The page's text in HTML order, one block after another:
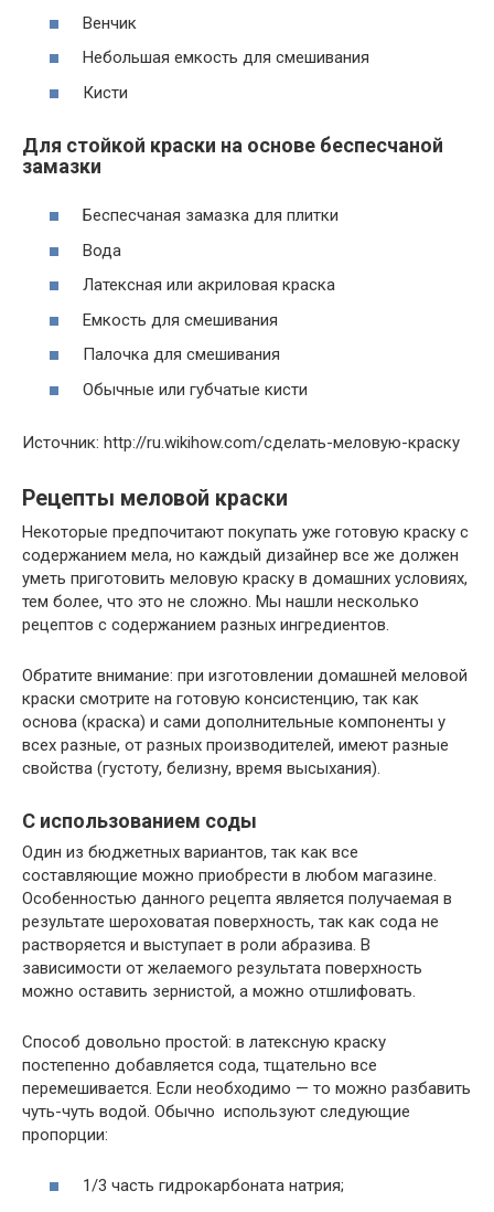
Венчик
Небольшая емкость для смешивания
Кисти
Для стойкой краски на основе беспесчаной
замазки
Беспесчаная замазка для плитки
Вода
Латексная или акриловая краска
Емкость для смешивания
Палочка для смешивания
Обычные или губчатые кисти
Источник: http://ru.wikihow.com/сделать-меловую-краску
Рецепты меловой краски
Некоторые предпочитают покупать уже готовую краску с
содержанием мела, но каждый дизайнер все же должен
уметь приготовить меловую краску в домашних условиях,
тем более, что это не сложно. Мы нашли несколько
рецептов с содержанием разных ингредиентов.
Обратите внимание: при изготовлении домашней меловой
краски смотрите на готовую консистенцию, так как
основа (краска) и сами дополнительные компоненты у
всех разные, от разных производителей, имеют разные
свойства (густоту, белизну, время высыхания).
С использованием соды
Один из бюджетных вариантов, так как все
составляющие можно приобрести в любом магазине.
Особенностью данного рецепта является получаемая в
результате шероховатая поверхность, так как сода не
растворяется и выступает в роли абразива. В
зависимости от желаемого результата поверхность
можно оставить зернистой, а можно отшлифовать.
Способ довольно простой: в латексную краску
постепенно добавляется сода, тщательно все
перемешивается. Если необходимо — то можно разбавить
чуть-чуть водой. Обычно используют следующие
пропорции:
1/3 часть гидрокарбоната натрия;